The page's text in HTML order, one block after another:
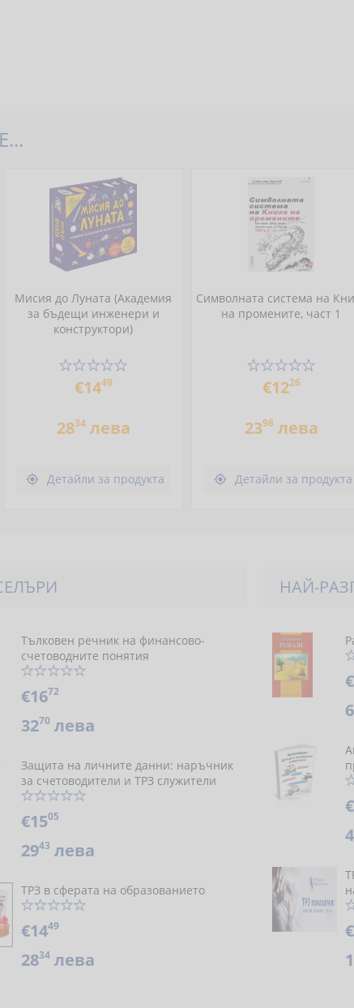
Мисия до Луната (Академия
за бъдещи инженери и
конструктори)
€1449
2834лева
 Детайли за продукта
Символната система на
на промените, част 1
€1226
2398лева
 Детайли за продукта
Тълковен речник на финансово-
счетоводните понятия
€1672
3270лева
Защита на личните данни: наръчник
за счетоводители и ТРЗ служители
€1505
2943 лева
ТРЗ в сферата на образованието
€1449
2834лева
НАЙ-
6